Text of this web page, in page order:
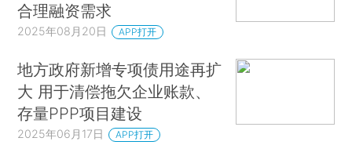
合理融资需求
2025年08月20日 APP打开
地方政府新增专项债用途再扩
大 用于清偿拖欠企业账款、
存量PPP项目建设
2025年06月17日 APP打开